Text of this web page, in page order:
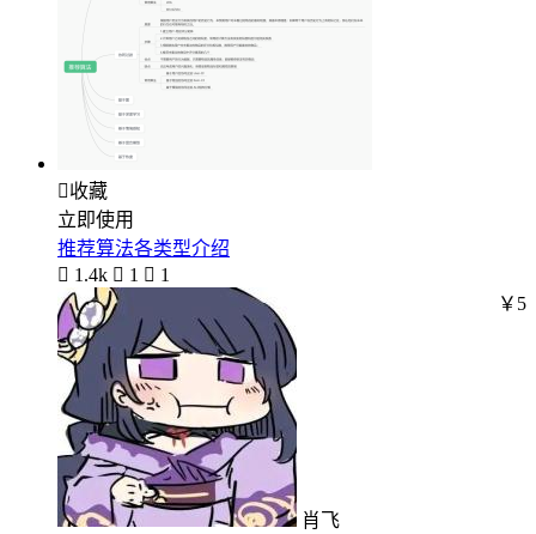
收藏
立即使用
推荐算法各类型介绍
 1.4k  1  1
肖飞
￥5